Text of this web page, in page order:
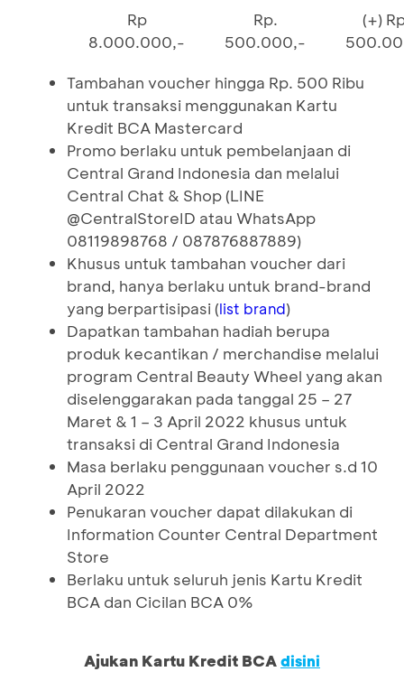
Rp
8.000.000,-
Rp.
500.000,-
(+)
Tambahan voucher hingga Rp. 500 Ribu
untuk transaksi menggunakan Kartu
Kredit BCA Mastercard
Promo berlaku untuk pembelanjaan di
Central Grand Indonesia dan melalui
Central Chat & Shop (LINE
@CentralStoreID atau WhatsApp
08119898768 / 087876887889)
Khusus untuk tambahan voucher dari
brand, hanya berlaku untuk brand-brand
yang berpartisipasi (list brand)
Dapatkan tambahan hadiah berupa
produk kecantikan / merchandise melalui
program Central Beauty Wheel yang akan
diselenggarakan pada tanggal 25 – 27
Maret & 1 – 3 April 2022 khusus untuk
transaksi di Central Grand Indonesia
Masa berlaku penggunaan voucher s.d 10
April 2022
Penukaran voucher dapat dilakukan di
Information Counter Central Department
Store
Berlaku untuk seluruh jenis Kartu Kredit
BCA dan Cicilan BCA 0%
Ajukan Kartu Kredit BCAdisini